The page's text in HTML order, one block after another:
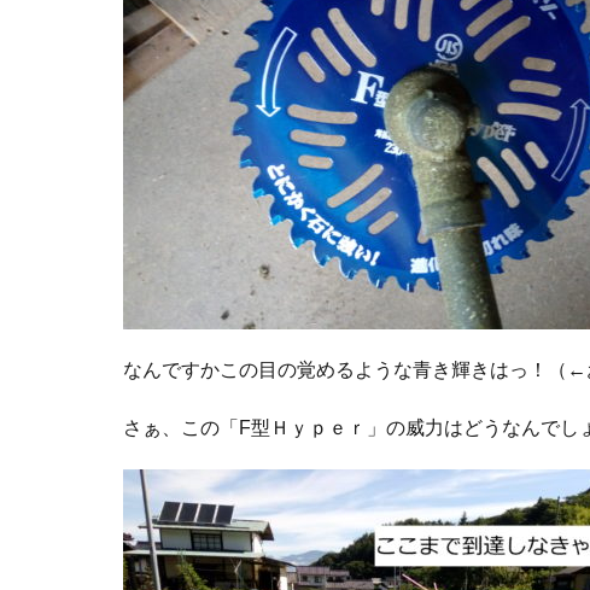
なんですかこの目の覚めるような青き輝きはっ！（←
さぁ、この「F型Ｈｙｐｅｒ」の威力はどうなんでし